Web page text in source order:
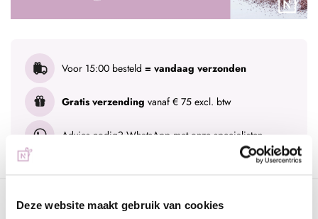
Deze website maakt gebruik van cookies
Voor 15:00 besteld = vandaag verzonden
Gratis verzending vanaf € 75 excl. btw
Advies nodig? WhatsApp met onze specialisten
Omschrijving